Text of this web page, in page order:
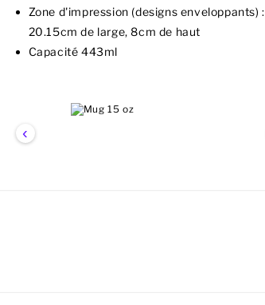
Zone d'impression (designs enveloppants) :
20.15cm de large, 8cm de haut
Capacité 443ml
‹